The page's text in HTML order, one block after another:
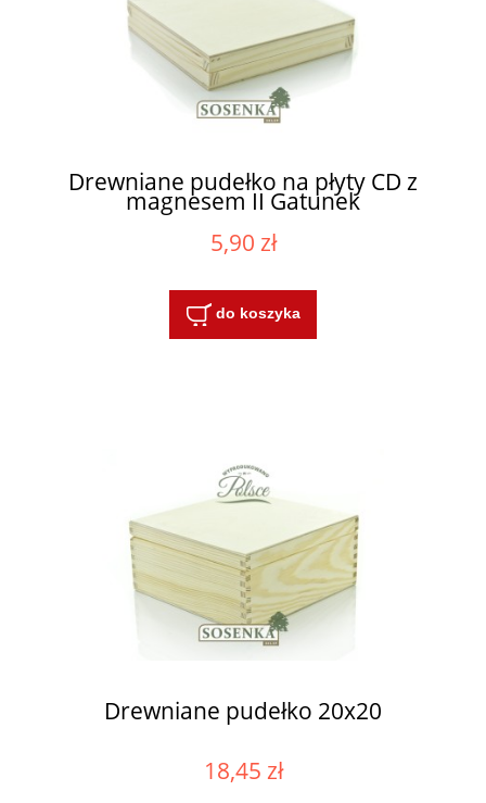
Drewniane pudełko na płyty CD z
magnesem II Gatunek
5,90 zł
do koszyka
Drewniane pudełko 20x20
18,45 zł